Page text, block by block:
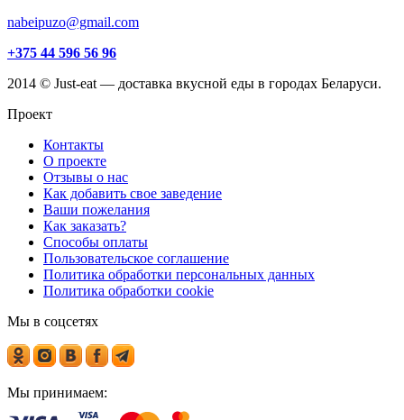
nabeipuzo@gmail.com
+375 44 596 56 96
2014 © Just-eat — доставка вкусной еды в городах Беларуси.
Проект
Контакты
О проекте
Отзывы о нас
Как добавить свое заведение
Ваши пожелания
Как заказать?
Способы оплаты
Пользовательское соглашение
Политика обработки персональных данных
Политика обработки cookie
Мы в соцсетях
Мы принимаем: